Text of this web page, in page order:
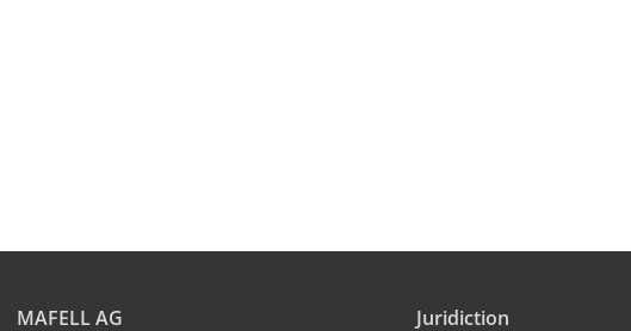
MAFELL AG Juridiction